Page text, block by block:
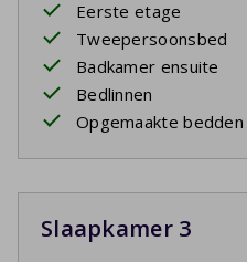
Eerste etage
Tweepersoonsbed
Badkamer ensuite
Bedlinnen
Opgemaakte
Slaapkamer 3